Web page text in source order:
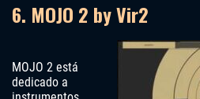
6. MOJO 2 by Vir2
MOJO 2 está
dedicado a